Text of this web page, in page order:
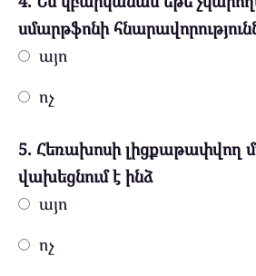
սմարթֆոնի
այո
ոչ
5. Հեռախոսի լիցքաթափվող
վախեցնում է ինձ
այո
ոչ